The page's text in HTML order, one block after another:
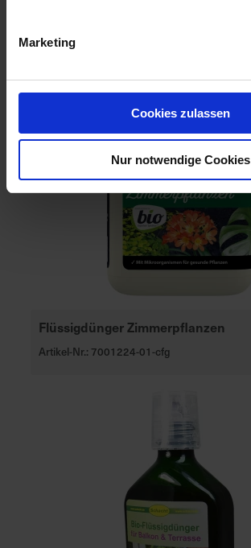
Marketing
Cookies zulassen
Nur notwendige Cookies
Flüssigdünger Zimmerpflanzen
Artikel-Nr.: 7001224-01-cfg